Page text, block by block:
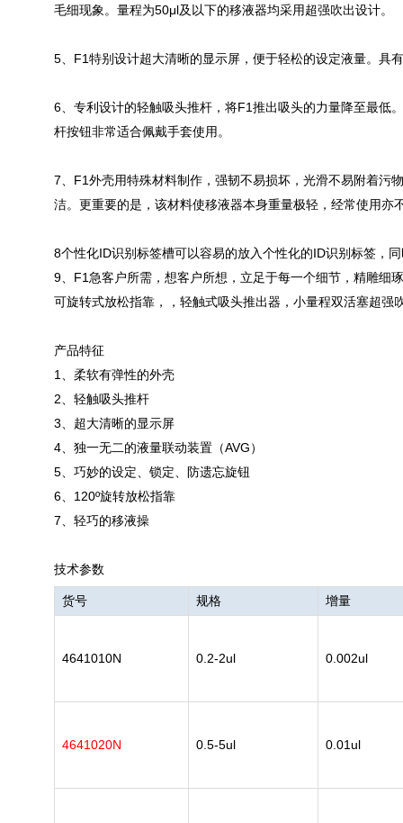
毛细现象。量程为50μl及以下的移液器均采用超强吹出设计。
5、F1特别设计超大清晰的显示屏，便于轻松的设定液量。具
6、专利设计的轻触吸头推杆，将F1推出吸头的力量降至最低
杆按钮非常适合佩戴手套使用。
7、F1外壳用特殊材料制作，强韧不易损坏，光滑不易附着污
洁。更重要的是，该材料使移液器本身重量极轻，经常使用亦
8个性化ID识别标签槽可以容易的放入个性化的ID识别标签，
9、F1急客户所需，想客户所想，立足于每一个细节，精雕细
可旋转式放松指靠，，轻触式吸头推出器，小量程双活塞超
产品特征
1、柔软有弹性的外壳
2、轻触吸头推杆
3、超大清晰的显示屏
4、独一无二的液量联动装置（AVG）
5、巧妙的设定、锁定、防遗忘旋钮
6、120º旋转放松指靠
7、轻巧的移液操
技术参数
货号 规格 增量
4641010N 0.2-2ul 0.002ul
4641020N 0.5-5ul 0.01ul